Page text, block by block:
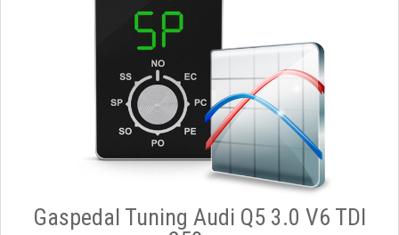
Gaspedal Tuning Audi Q5 3.0 V6 TDI